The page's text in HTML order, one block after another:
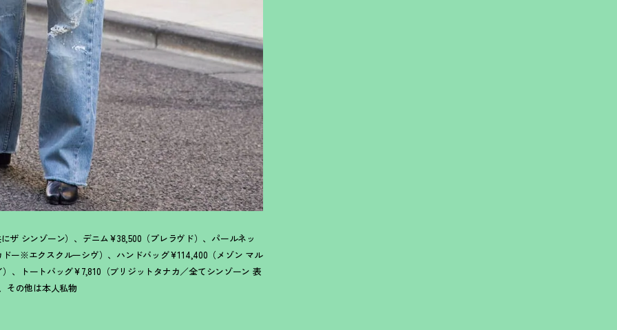
ザ シンゾーン）、デニム¥38,500（プレラヴド）、パールネッ
ー※エクスクルーシヴ）、ハンドバッグ¥114,400（メゾン マル
、トートバッグ¥7,810（ブリジットタナカ／全てシンゾーン 表
その他は本人私物